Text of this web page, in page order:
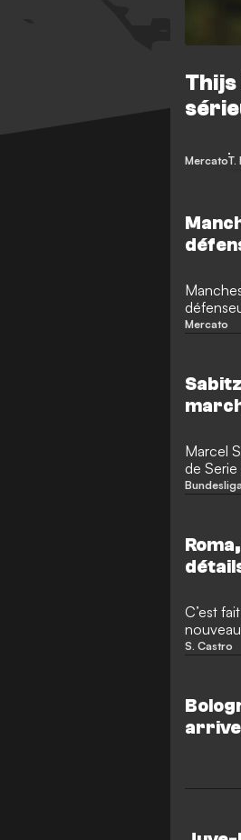
Thijs
MercatoT.
Mercato
Marcel
de Serie
C’est
S. Castro
arrive